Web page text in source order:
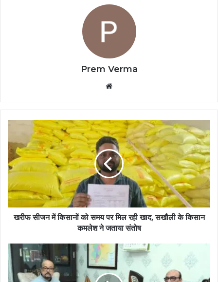
Prem Verma
खरीफ सीजन में किसानों को समय पर मिल रही खाद, सखौली के किसान
कमलेश ने जताया संतोष